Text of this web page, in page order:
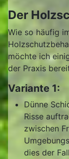
Der
Wie so häufig
möchte ich
der Praxis
Variante 1:
Dünne
Risse
zwischen
dies der